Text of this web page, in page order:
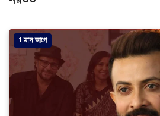
1 মাস আগে